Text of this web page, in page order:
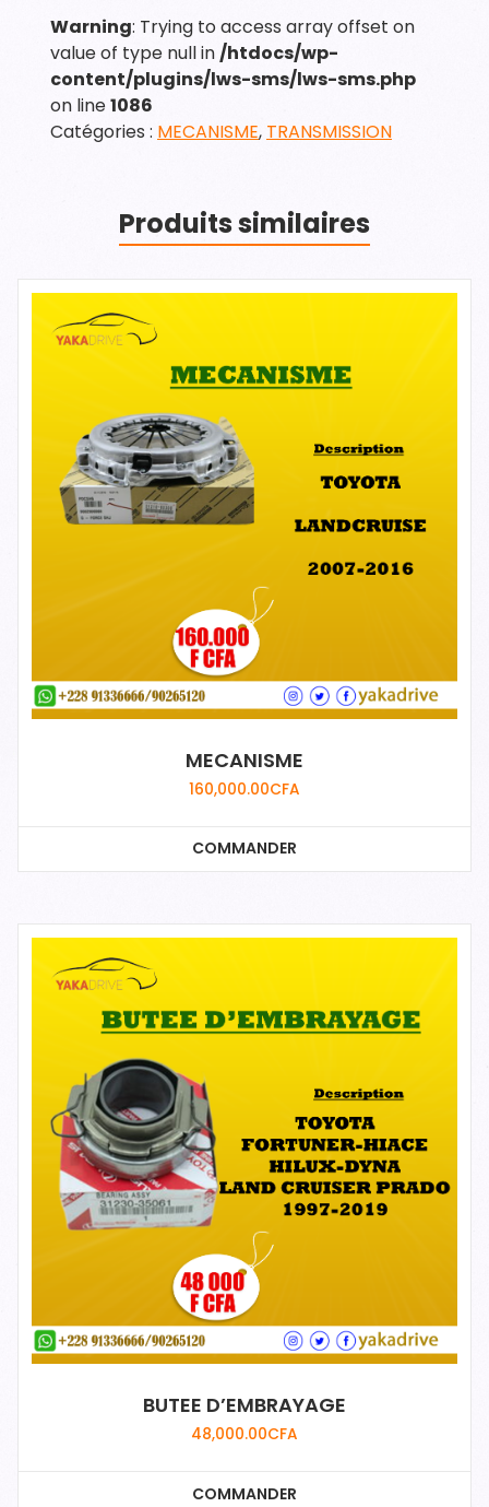
Warning: Trying to access array offset on
value of type null in/htdocs/wp-
content/plugins/lws-sms/lws-sms.php
on line1086
Catégories : MECANISME, TRANSMISSION
Produits similaires
MECANISME
160,000.00CFA
COMMANDER
BUTEE D’EMBRAYAGE
48,000.00CFA
COMMANDER